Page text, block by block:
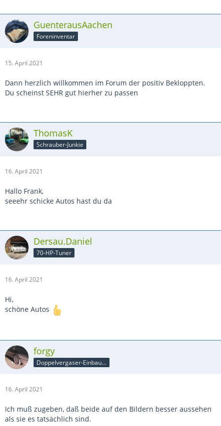
GuenterausAachen
Foreninventar
15. April 2021
Dann herzlich willkommen im Forum der positiv Bekloppten.
Du scheinst SEHR gut hierher zu passen
ThomasK
Schrauber-Junkie
16. April 2021
Hallo Frank,
seeehr schicke Autos hast du da
Dersau.Daniel
70-HP-Tuner
16. April 2021
Hi,
schöne Autos
forgy
Doppelvergaser-Einbauer
16. April 2021
Ich muß zugeben, daß beide auf den Bildern besser aussehen
als sie es tatsächlich sind.